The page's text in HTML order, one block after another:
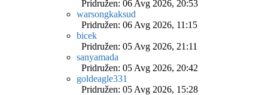
Pridružen: 06 Avg 2026, 20:53
warsongkaksud
Pridružen: 06 Avg 2026, 11:15
bicek
Pridružen: 05 Avg 2026, 21:11
sanyamada
Pridružen: 05 Avg 2026, 20:42
goldeagle331
Pridružen: 05 Avg 2026, 15:28